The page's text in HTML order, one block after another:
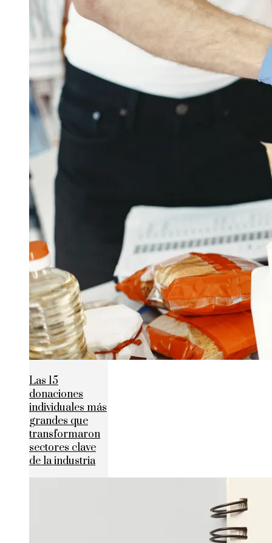
Las 15
donaciones
individuales más
grandes que
transformaron
sectores clave
de la industria